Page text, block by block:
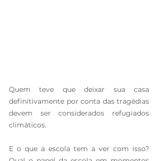
Quem teve que deixar sua casa
definitivamente por conta das tragédias
devem ser considerados refugiados
climáticos.
E o que a escola tem a ver com isso?